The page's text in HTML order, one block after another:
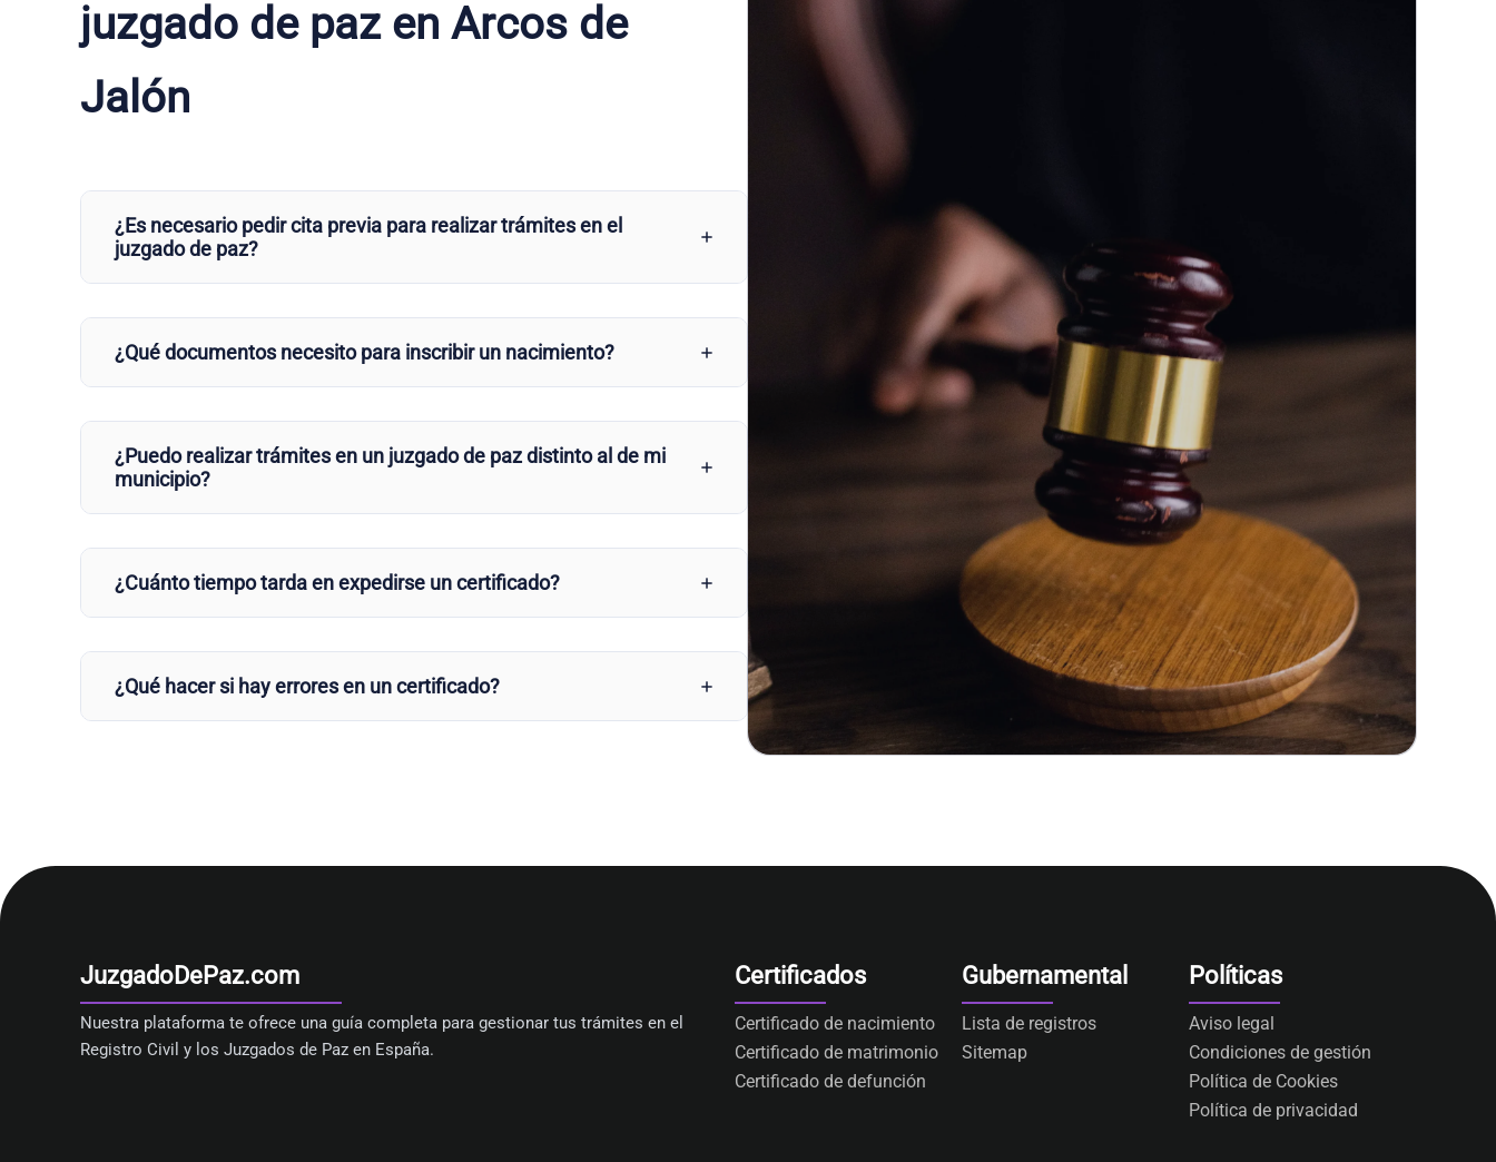
juzgado de paz en Arcos de
Jalón
¿Es necesario pedir cita previa para realizar trámites en el
juzgado de paz?
¿Qué documentos necesito para inscribir un nacimiento?
¿Puedo realizar trámites en un juzgado de paz distinto al de mi
municipio?
¿Cuánto tiempo tarda en expedirse un certificado?
¿Qué hacer si hay errores en un certificado?
JuzgadoDePaz.com
Nuestra plataforma te ofrece una guía completa para gestionar tus trámites en el
Registro Civil y los Juzgados de Paz en España.
Certificados
Certificado de nacimiento
Certificado de matrimonio
Certificado de defunción
Gubernamental
Lista de registros
Sitemap
Políticas
Aviso legal
Condiciones de gestión
Política de Cookies
Política de privacidad